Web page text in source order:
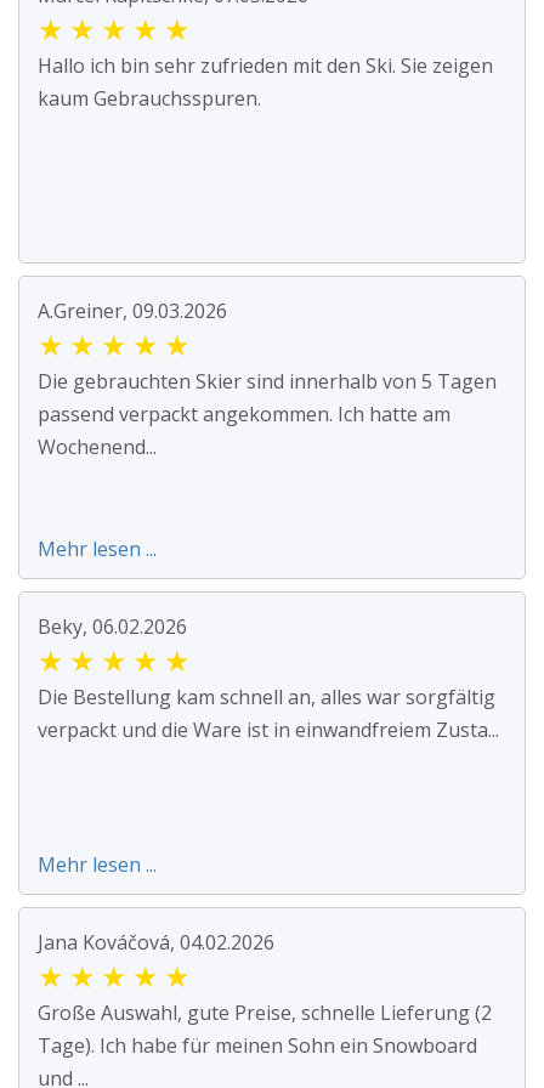
★ ★ ★ ★ ★
Hallo ich bin sehr zufrieden mit den Ski. Sie zeigen
kaum Gebrauchsspuren.
A.Greiner, 09.03.2026
★ ★ ★ ★ ★
Die gebrauchten Skier sind innerhalb von 5 Tagen
passend verpackt angekommen. Ich hatte am
Wochenend...
Mehr lesen ...
Beky, 06.02.2026
★ ★ ★ ★ ★
Die Bestellung kam schnell an, alles war sorgfältig
verpackt und die Ware ist in einwandfreiem Zusta...
Mehr lesen ...
Jana Kováčová, 04.02.2026
★ ★ ★ ★ ★
Große Auswahl, gute Preise, schnelle Lieferung (2
Tage). Ich habe für meinen Sohn ein Snowboard
und ...